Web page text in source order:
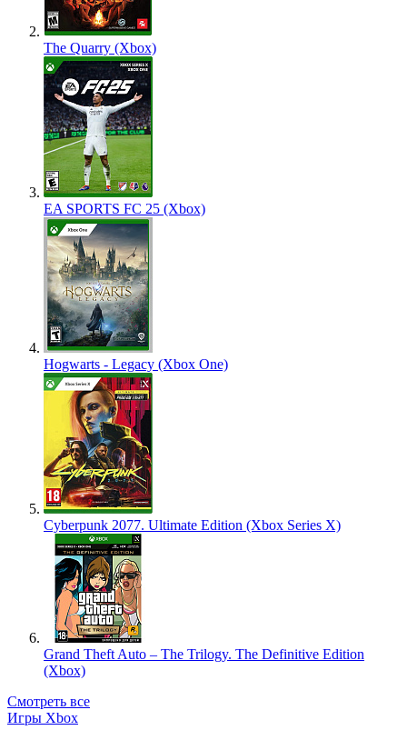
The Quarry (Xbox)
EA SPORTS FC 25 (Xbox)
Hogwarts - Legacy (Xbox One)
Cyberpunk 2077. Ultimate Edition (Xbox Series X)
Grand Theft Auto – The Trilogy. The Definitive Edition
(Xbox)
Смотреть все
Игры Xbox